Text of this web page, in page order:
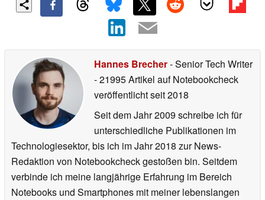
Hannes Brecher- Senior Tech Writer
- 21995 Artikel auf Notebookcheck
veröffentlichtseit 2018
Seit dem Jahr 2009 schreibe ich für
unterschiedliche Publikationen im
Technologiesektor, bis ich im Jahr 2018 zur News-
Redaktion von Notebookcheck gestoßen bin. Seitdem
verbinde ich meine langjährige Erfahrung im Bereich
Notebooks und Smartphones mit meiner lebenslangen